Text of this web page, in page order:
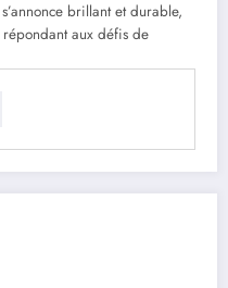
brillant et durable,
répondant aux défis de